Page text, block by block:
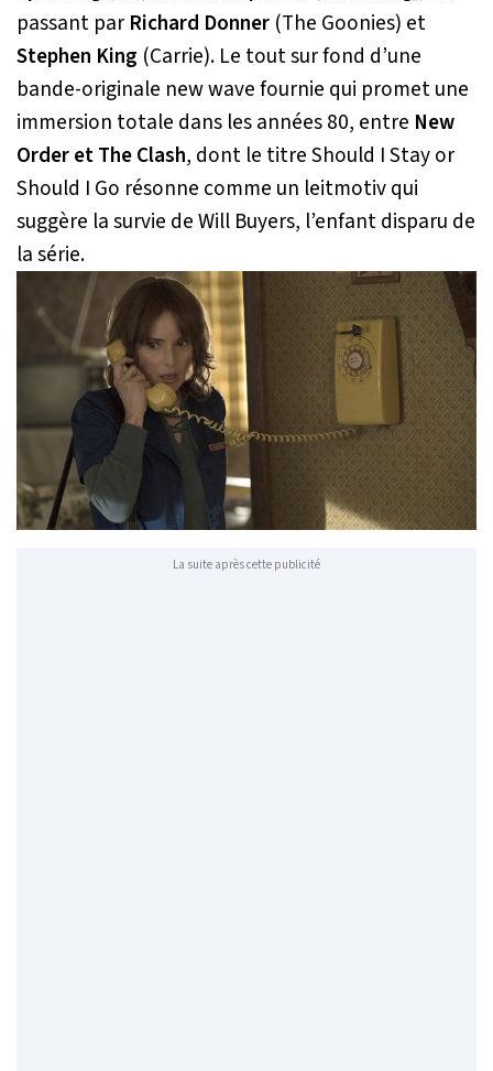
passant par Richard Donner (The Goonies) et
Stephen King (Carrie). Le tout sur fond d’une
bande-originale new wave fournie qui promet une
immersion totale dans les années 80, entre New
Order et The Clash, dont le titreShould I Stay or
Should I Go résonne comme un leitmotiv qui
suggère la survie de Will Buyers, l’enfant disparu de
la série.
La suite après cette publicité